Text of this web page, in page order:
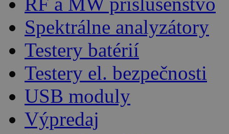
Spektrálne analyzátory
Testery batérií
Testery el. bezpečnosti
USB moduly
Výpredaj